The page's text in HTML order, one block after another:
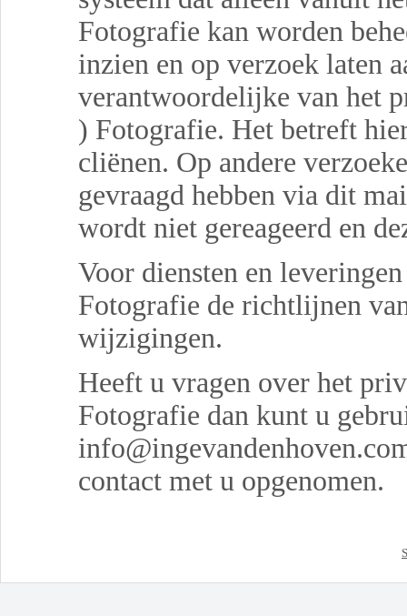
Fotografie kan worden
inzien en op verzoek laten
verantwoordelijke van het
) Fotografie. Het betreft
cliënen. Op andere
gevraagd hebben via dit
wordt niet gereageerd en
Voor diensten en
Fotografie de richtlijnen
wijzigingen.
Heeft u vragen over het
Fotografie dan kunt u
contact met u opgenomen.